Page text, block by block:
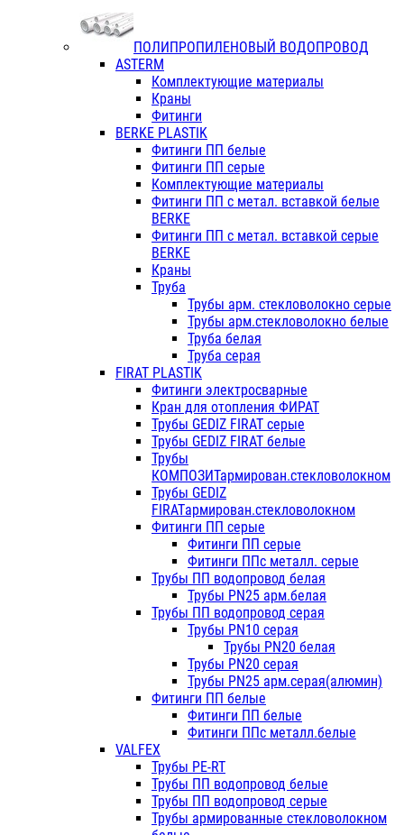
ПОЛИПРОПИЛЕНОВЫЙ ВОДОПРОВОД
ASTERM
Комплектующие материалы
Краны
Фитинги
BERKE PLASTIK
Фитинги ПП белые
Фитинги ПП серые
Комплектующие материалы
Фитинги ПП с метал. вставкой белые
BERKE
Фитинги ПП с метал. вставкой серые
BERKE
Краны
Труба
Трубы арм. стекловолокно серые
Трубы арм.стекловолокно белые
Труба белая
Труба серая
FIRAT PLASTIK
Фитинги электросварные
Кран для отопления ФИРАТ
Трубы GEDIZ FIRAT серые
Трубы GEDIZ FIRAT белые
Трубы
КОМПОЗИТармирован.стекловолокном
Трубы GEDIZ
FIRATармирован.стекловолокном
Фитинги ПП серые
Фитинги ПП серые
Фитинги ППс металл. серые
Трубы ПП водопровод белая
Трубы PN25 арм.белая
Трубы ПП водопровод серая
Трубы PN10 серая
Трубы PN20 белая
Трубы PN20 серая
Трубы PN25 арм.серая(алюмин)
Фитинги ПП белые
Фитинги ПП белые
Фитинги ППс металл.белые
VALFEX
Трубы PE-RT
Трубы ПП водопровод белые
Трубы ПП водопровод серые
Трубы армированные стекловолокном